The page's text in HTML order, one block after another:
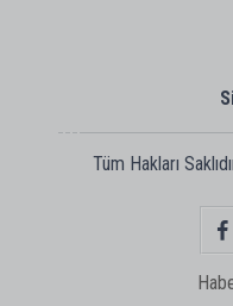
Tüm Hakları